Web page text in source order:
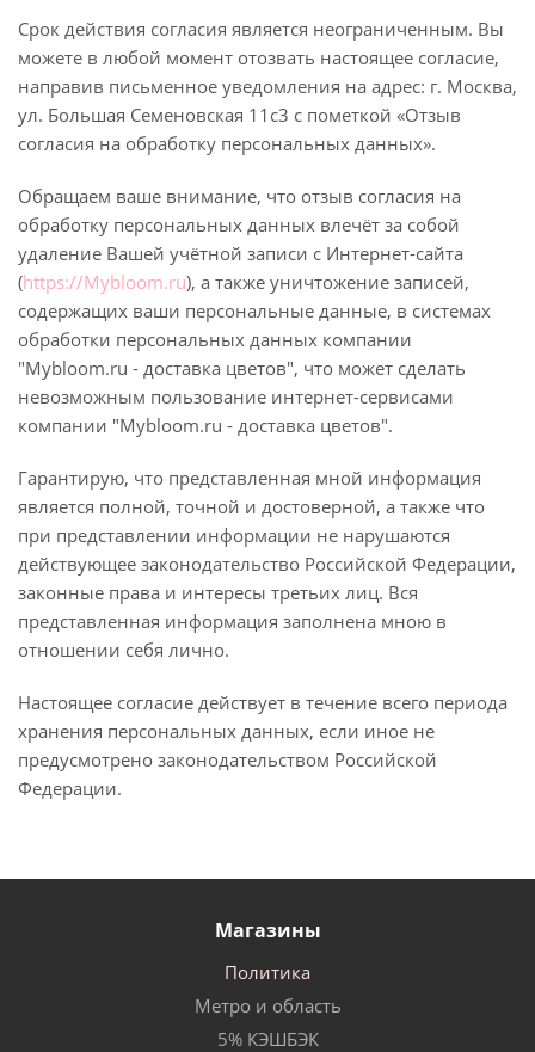
Срок действия согласия является неограниченным. Вы
можете в любой момент отозвать настоящее согласие,
направив письменное уведомления на адрес: г. Москва,
ул. Большая Семеновская 11с3 с пометкой «Отзыв
согласия на обработку персональных данных».
Обращаем ваше внимание, что отзыв согласия на
обработку персональных данных влечёт за собой
удаление Вашей учётной записи с Интернет-сайта
(https://Mybloom.ru), а также уничтожение записей,
содержащих ваши персональные данные, в системах
обработки персональных данных компании
"Mybloom.ru - доставка цветов", что может сделать
невозможным пользование интернет-сервисами
компании "Mybloom.ru - доставка цветов".
Гарантирую, что представленная мной информация
является полной, точной и достоверной, а также что
при представлении информации не нарушаются
действующее законодательство Российской Федерации,
законные права и интересы третьих лиц. Вся
представленная информация заполнена мною в
отношении себя лично.
Настоящее согласие действует в течение всего периода
хранения персональных данных, если иное не
предусмотрено законодательством Российской
Федерации.
Магазины
Политика
Метро и область
5% КЭШБЭК